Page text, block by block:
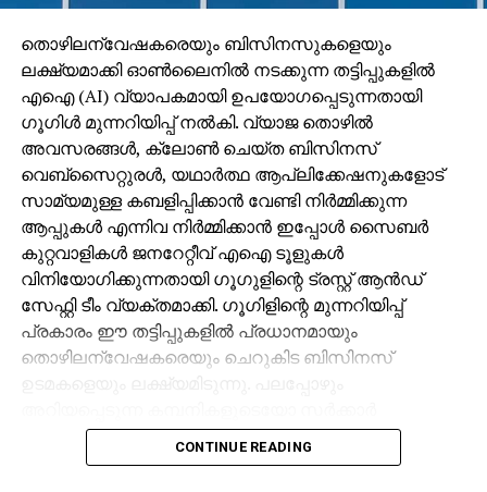
തൊഴിലന്വേഷകരെയും ബിസിനസുകളെയും
ലക്ഷ്യമാക്കി ഓണ്‍ലൈനില്‍ നടക്കുന്ന തട്ടിപ്പുകളില്‍
എഐ (AI) വ്യാപകമായി ഉപയോഗപ്പെടുന്നതായി
ഗൂഗിള്‍ മുന്നറിയിപ്പ് നല്‍കി. വ്യാജ തൊഴില്‍
അവസരങ്ങള്‍, ക്ലോണ്‍ ചെയ്ത ബിസിനസ്
വെബ്‌സൈറ്റുരള്‍, യഥാര്‍ത്ഥ ആപ്ലിക്കേഷനുകളോട്
സാമ്യമുള്ള കബളിപ്പിക്കാന്‍ വേണ്ടി നിര്‍മ്മിക്കുന്ന
ആപ്പുകള്‍ എന്നിവ നിര്‍മ്മിക്കാന്‍ ഇപ്പോള്‍ സൈബര്‍
കുറ്റവാളികള്‍ ജനറേറ്റീവ് എഐ ടൂളുകള്‍
വിനിയോഗിക്കുന്നതായി ഗൂഗുളിന്റെ ട്രസ്റ്റ് ആന്‍ഡ്
സേഫ്റ്റി ടീം വ്യക്തമാക്കി. ഗൂഗിളിന്റെ മുന്നറിയിപ്പ്
പ്രകാരം ഈ തട്ടിപ്പുകളില്‍ പ്രധാനമായും
തൊഴിലന്വേഷകരെയും ചെറുകിട ബിസിനസ്
ഏജന്‍സികളുടെയോ പേരില്‍ വ്യാജ ജോലി
ലിസ്റ്റിംഗുകള്‍ സൃഷ്ടിക്കപ്പെടുന്നു. ഇരകളോട്
CONTINUE READING